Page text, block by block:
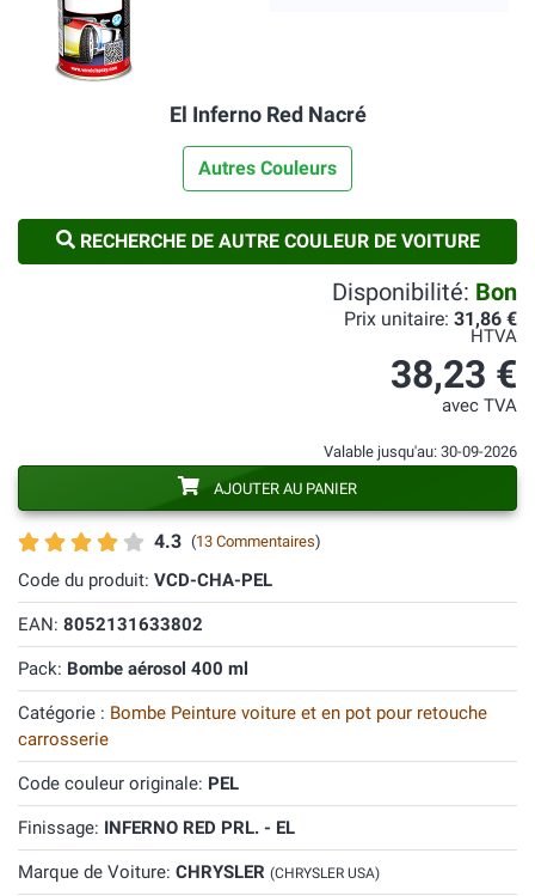
El Inferno Red Nacré
Autres Couleurs
RECHERCHE DE AUTRE COULEUR DE VOITURE
4.3 (13 Commentaires)
Code du produit: VCD-CHA-PEL
EAN: 8052131633802
Pack: Bombe aérosol 400 ml
Catégorie : Bombe Peinture voiture et en pot pour retouche
carrosserie
Code couleur originale: PEL
Finissage: INFERNO RED PRL. - EL
Marque de Voiture: CHRYSLER (CHRYSLER USA)
Disponibilité: Bon
Prix unitaire: 31,86 €
HTVA
38,23 €
avec TVA
Valable jusqu'au: 30-09-2026
AJOUTER AU PANIER